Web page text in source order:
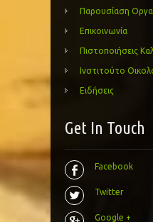
Παρουσίαση
Επικοινωνία
Πιστοποιήσεις
Ινστιτούτο
Ειδήσεις
Get In Touch
Facebook
Twitter
Google +